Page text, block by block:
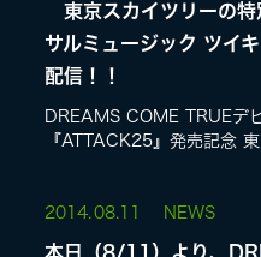
東京スカイツリーの特
サルミュージック ツイ
配信！！
DREAMS COME TRUEデ
『ATTACK25』発売記念
2014. 08.11 NEWS
本日（8/11）より、